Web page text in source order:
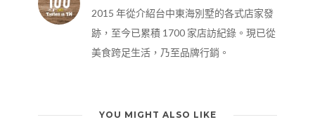
2015 年從介紹台中東海別墅的各式店家發
跡，至今已累積 1700 家店訪紀錄。現已從
美食跨足生活，乃至品牌行銷。
YOU MIGHT ALSO LIKE